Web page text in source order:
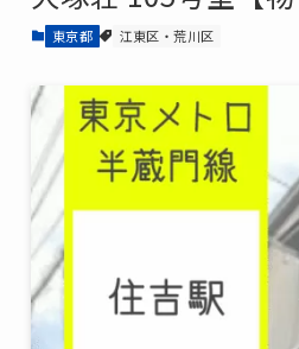
東京都 江東区・荒川区